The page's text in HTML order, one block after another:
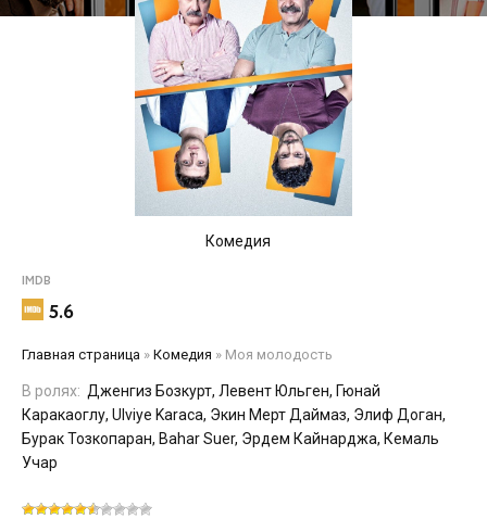
Комедия
IMDB
5.6
Главная страница » Комедия » Моя молодость
В ролях: Дженгиз Бозкурт, Левент Юльген, Гюнай
Каракаоглу, Ulviye Karaca, Экин Мерт Даймаз, Элиф Доган,
Бурак Тозкопаран, Bahar Suer, Эрдем Кайнарджа, Кемаль
Учар